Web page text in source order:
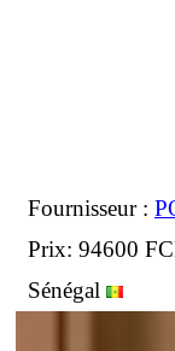
Fournisseur :
Prix: 94600
Sénégal